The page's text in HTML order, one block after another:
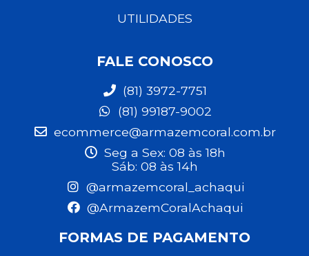
UTILIDADES
FALE CONOSCO
(81) 3972-7751
(81) 99187-9002
ecommerce@armazemcoral.com.br
Seg a Sex: 08 às 18h
Sáb: 08 às 14h
@armazemcoral_achaqui
@ArmazemCoralAchaqui
FORMAS DE PAGAMENTO